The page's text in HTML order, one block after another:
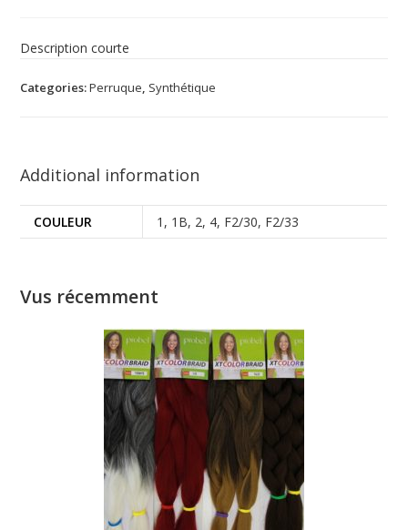
Description courte
Categories:Perruque, Synthétique
Additional information
COULEUR 1, 1B, 2, 4, F2/30, F2/33
Vus récemment